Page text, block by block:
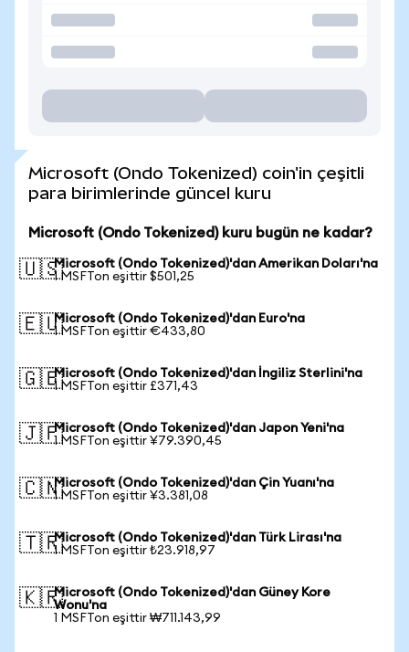
Microsoft (Ondo Tokenized) coin'in çeşitli
para birimlerinde güncel kuru
Microsoft (Ondo Tokenized) kuru bugün ne kadar?
🇺🇸Microsoft (Ondo Tokenized)'dan Amerikan Doları'na
1 MSFTon eşittir $501,25
🇪🇺Microsoft (Ondo Tokenized)'dan Euro'na
1 MSFTon eşittir €433,80
🇬🇧Microsoft (Ondo Tokenized)'dan İngiliz Sterlini'na
1 MSFTon eşittir £371,43
🇯🇵Microsoft (Ondo Tokenized)'dan Japon Yeni'na
1 MSFTon eşittir ¥79.390,45
🇨🇳Microsoft (Ondo Tokenized)'dan Çin Yuanı'na
1 MSFTon eşittir ¥3.381,08
🇹🇷Microsoft (Ondo Tokenized)'dan Türk Lirası'na
1 MSFTon eşittir ₺23.918,97
🇰🇷Microsoft (Ondo Tokenized)'dan Güney Kore
Wonu'na
1 MSFTon eşittir ₩711.143,99